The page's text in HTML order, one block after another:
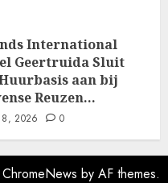
2026
International
Geertruida Sluit
aan bij
Reuzen…
8, 2026 0
ChromeNews by AF themes.